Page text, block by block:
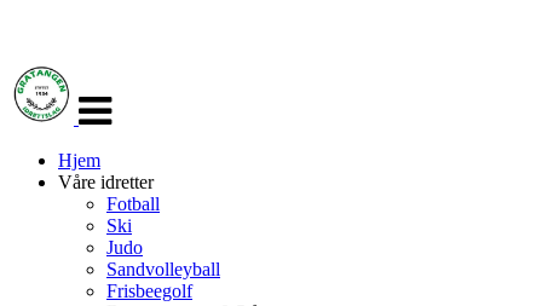
navigasjon
Hjem
Våre idretter
Fotball
Ski
Judo
Sandvolleyball
Frisbeegolf